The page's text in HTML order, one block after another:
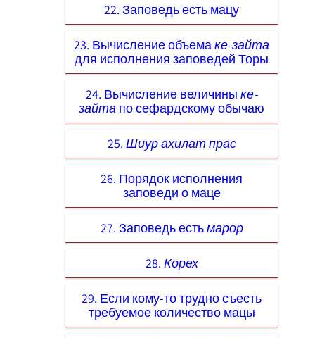
22. Заповедь есть мацу
23. Вычисление объемаке-зайта
для исполнения заповедей Торы
24. Вычисление величины ке-
зайта по сефардскому обычаю
25. Шиур ахилат прас
26. Порядок исполнения
заповеди о маце
27. Заповедь естьмарор
28. Корех
29. Если кому-то трудно съесть
требуемое количество мацы